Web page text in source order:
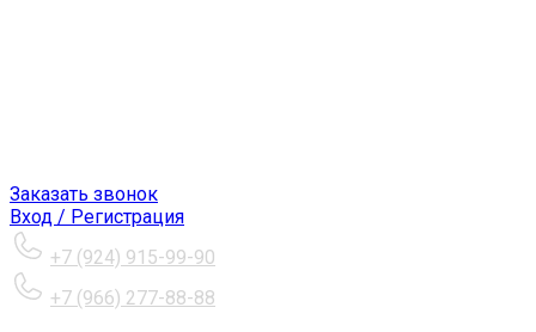
Заказать звонок
Вход / Регистрация
+7 (924) 915-99-90
+7 (966) 277-88-88